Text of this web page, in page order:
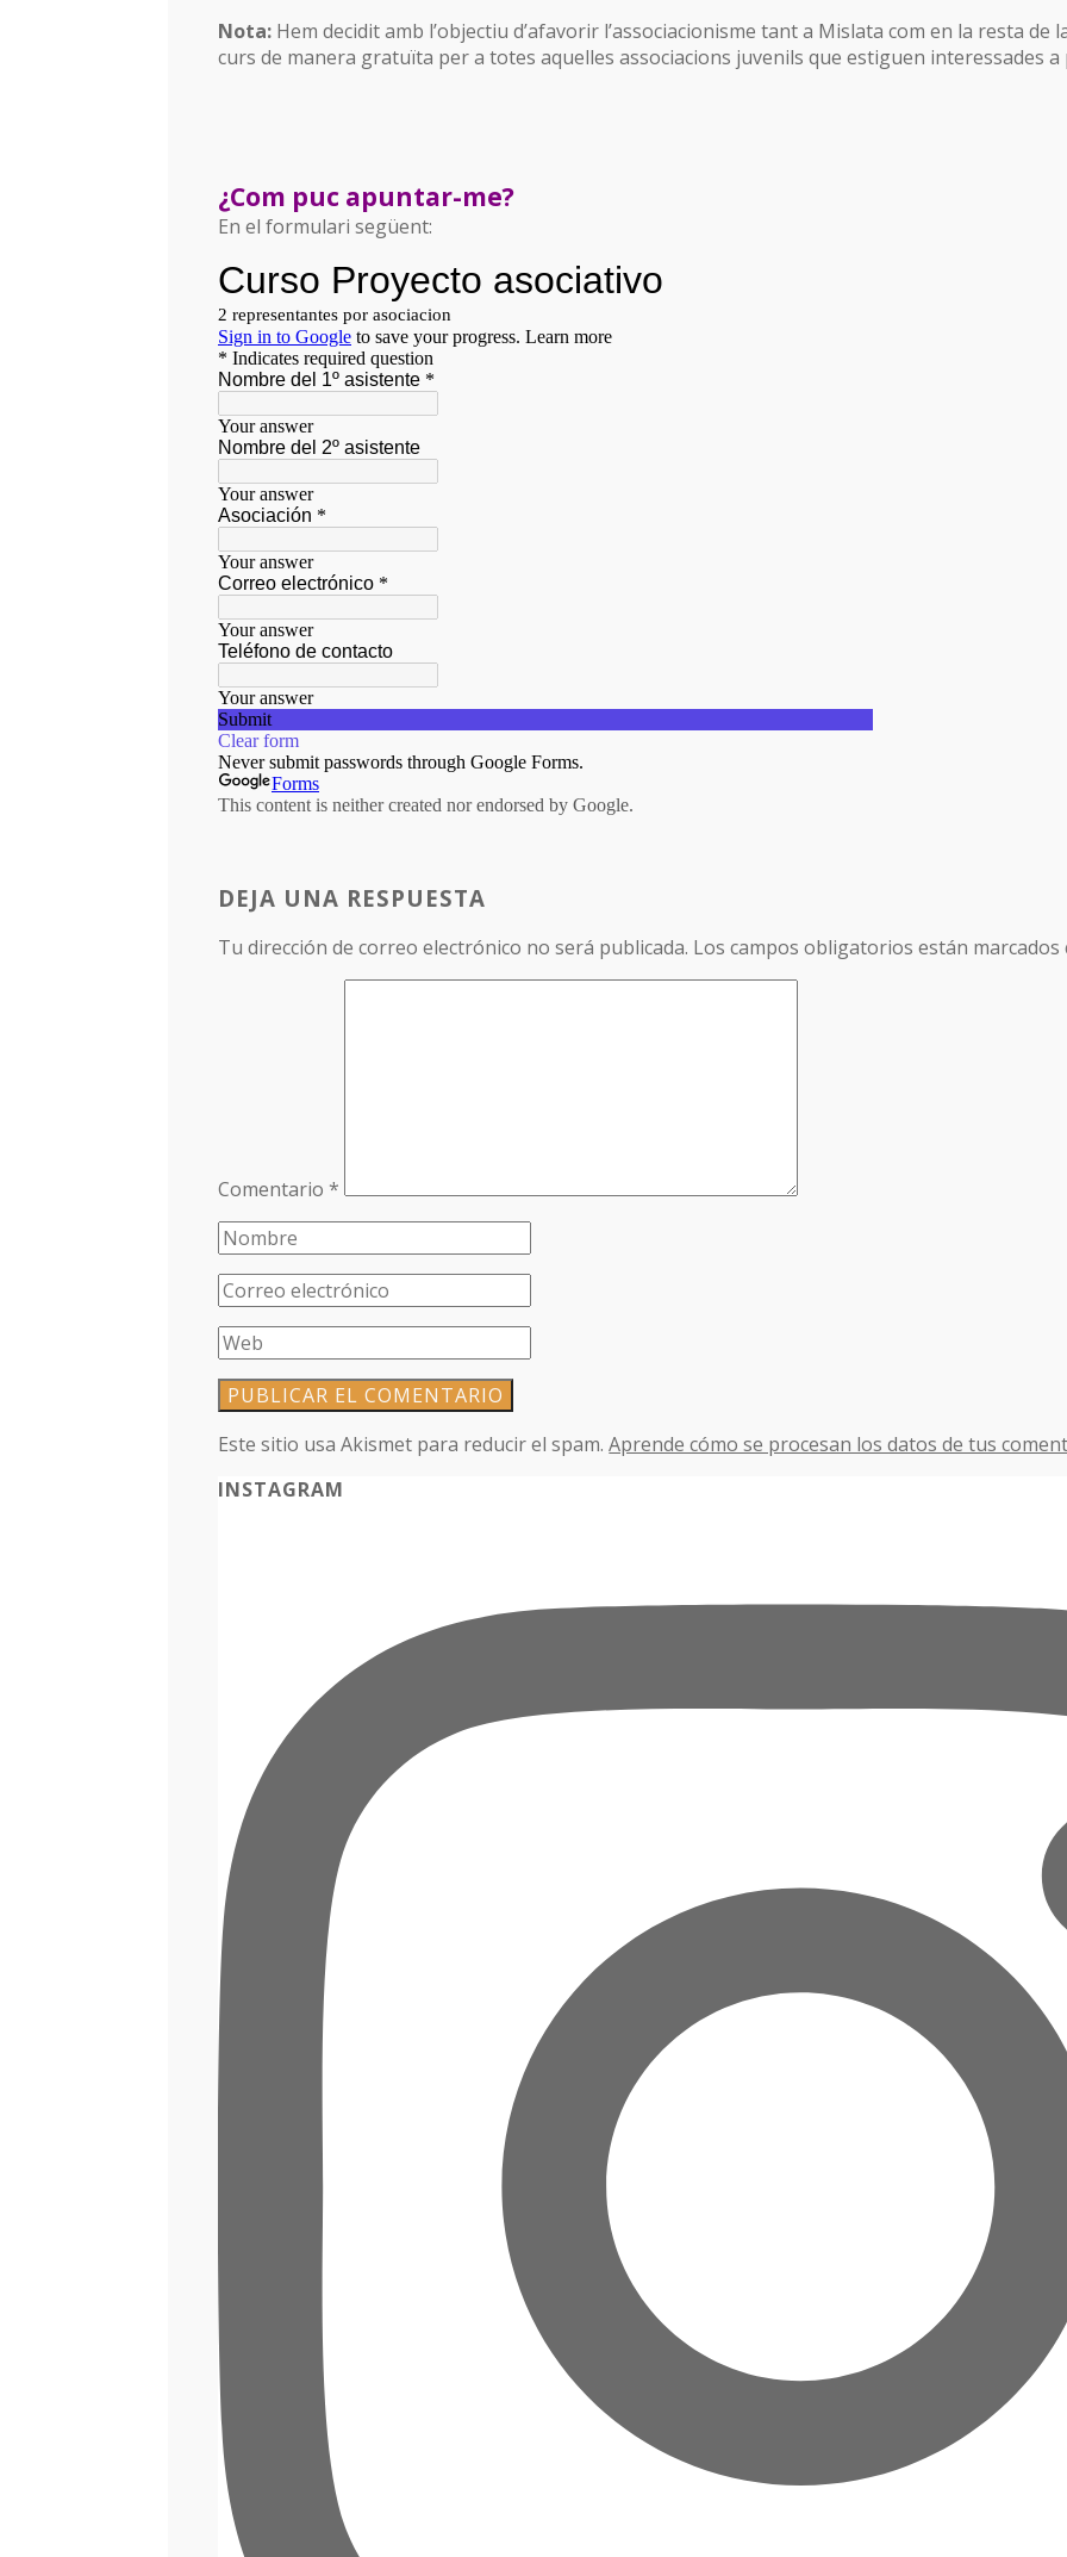
Nota: Hem decidit amb l’objectiu d’afavorir l’associacionisme tant a Mislata com en la resta
curs de manera gratuïta per a totes aquelles associacions juvenils que estiguen interessades a
¿Com puc apuntar-me?
En el formulari següent:
DEJA UNA RESPUESTA
Tu dirección de correo electrónico no será publicada. Los campos obligatorios están
Comentario*
Este sitio usa Akismet para reducir el spam.Aprende cómo se procesan los datos de tus
INSTAGRAM